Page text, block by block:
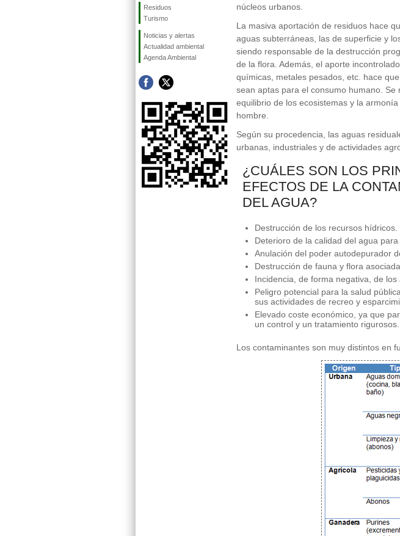
Residuos
Turismo
Noticias y alertas
Actualidad ambiental
Agenda Ambiental
núcleos urbanos.
La masiva aportación de residuos hace
aguas subterráneas, las de superficie y
siendo responsable de la destrucción
de la flora. Además, el aporte
químicas, metales pesados, etc. hace
sean aptas para el consumo humano. Se
equilibrio de los ecosistemas y la
hombre.
Según su procedencia, las aguas
urbanas, industriales y de actividades
¿CUÁLES SON LOS
EFECTOS DE LA
DEL AGUA?
Destrucción de los recursos hídricos.
Deterioro de la calidad del agua
Anulación del poder autodepurador
Destrucción de fauna y flora
Incidencia, de forma negativa, de
Peligro potencial para la salud
sus actividades de recreo y
Elevado coste económico, ya que
un control y un tratamiento rigurosos.
Los contaminantes son muy distintos en